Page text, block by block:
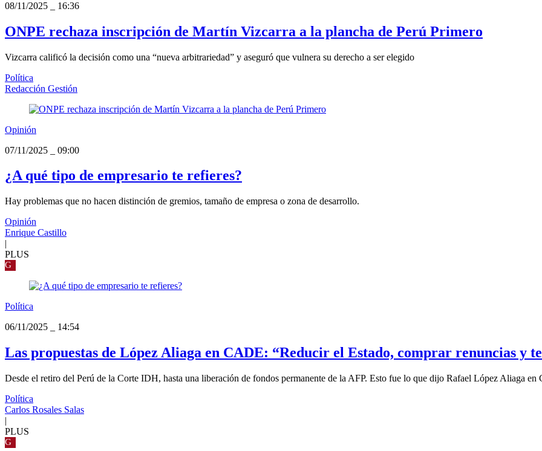
08/11/2025
16:36
ONPE rechaza inscripción de Martín Vizcarra a la plancha de Perú Primero
Vizcarra calificó la decisión como una “nueva arbitrariedad” y aseguró que vulnera su derecho a ser elegido
Política
Redacción Gestión
Opinión
07/11/2025
09:00
¿A qué tipo de empresario te refieres?
Hay problemas que no hacen distinción de gremios, tamaño de empresa o zona de desarrollo.
Opinión
Enrique Castillo
|
PLUS
G
Política
06/11/2025
14:54
Las propuestas de López Aliaga en CADE: “Reducir el Estado, comprar renuncias y
Desde el retiro del Perú de la Corte IDH, hasta una liberación de fondos permanente de la AFP. Esto fue lo que dijo Rafael López Aliaga en
Política
Carlos Rosales Salas
|
PLUS
G